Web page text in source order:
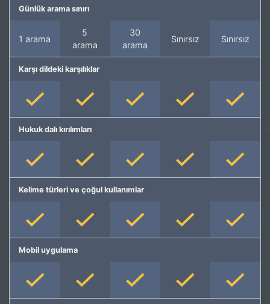
Günlük arama sınırı
1 arama
5
arama
30
arama
Sınırsız Sınırsız
Karşı dildeki karşılıklar
Hukuk dalı kırılımları
Kelime türleri ve çoğul kullanımlar
Mobil uygulama